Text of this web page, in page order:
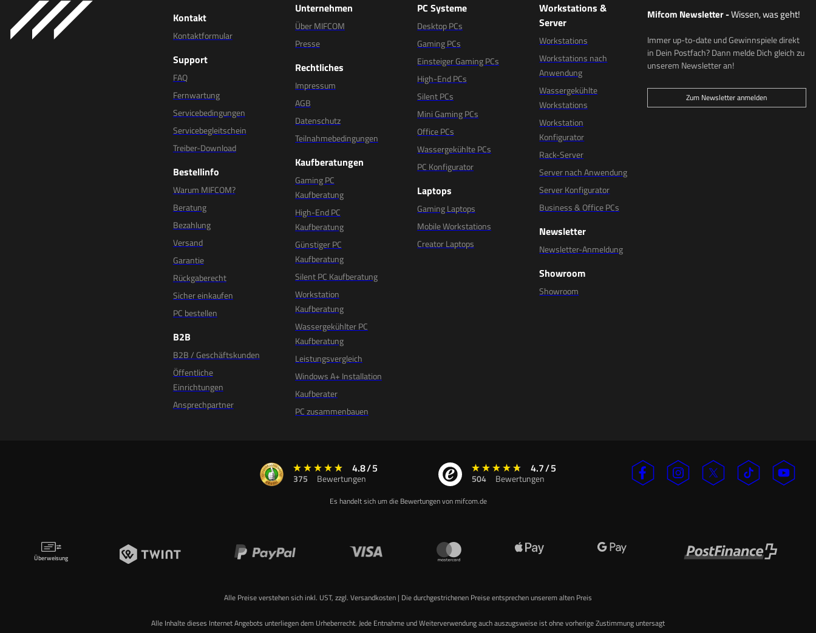
Kontakt
Kontaktformular
Support
FAQ
Fernwartung
Servicebedingungen
Servicebegleitschein
Treiber-Download
Bestellinfo
Warum MIFCOM?
Beratung
Bezahlung
Versand
Garantie
Rückgaberecht
Sicher einkaufen
PC bestellen
B2B
B2B / Geschäftskunden
Öffentliche
Einrichtungen
Ansprechpartner
Unternehmen
Über MIFCOM
Presse
Rechtliches
Impressum
AGB
Datenschutz
Teilnahmebedingungen
Kaufberatungen
Gaming PC
Kaufberatung
High-End PC
Kaufberatung
Günstiger PC
Kaufberatung
Silent PC Kaufberatung
Workstation
Kaufberatung
Wassergekühlter PC
Kaufberatung
Leistungsvergleich
Windows A+ Installation
Kaufberater
PC zusammenbauen
PC Systeme
Desktop PCs
Gaming PCs
Einsteiger Gaming PCs
High-End PCs
Silent PCs
Mini Gaming PCs
Office PCs
Wassergekühlte PCs
PC Konfigurator
Laptops
Gaming Laptops
Mobile Workstations
Creator Laptops
Workstations &
Server
Workstations
Workstations nach
Anwendung
Wassergekühlte
Workstations
Workstation
Konfigurator
Rack-Server
Server nach Anwendung
Server Konfigurator
Business & Office PCs
Newsletter
Newsletter-Anmeldung
Showroom
Showroom
Mifcom Newsletter-Wissen, was geht!
Immer up-to-date und Gewinnspiele direkt
in Dein Postfach? Dann melde Dich gleich zu
unserem Newsletter an!
Zum Newsletter anmelden
4.8/5
375 Bewertungen
4.7/5
504 Bewertungen
Es handelt sich um die Bewertungen von mifcom.de
Überweisung
Alle Preise verstehen sich inkl. UST, zzgl. Versandkosten | Die durchgestrichenen Preise entsprechen unserem alten Preis
Alle Inhalte dieses Internet Angebots unterliegen dem Urheberrecht. Jede Entnahme und Weiterverwendung auch auszugsweise ist ohne vorherige Zustimmung untersagt